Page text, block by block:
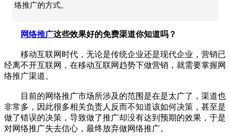
络推广的方式。
网络推广这些效果好的免费渠道你知道吗？
移动互联网时代，无论是传统企业还是现代企业，营销已
经离不开互联网，在移动互联网趋势下做营销，就需要掌握网
络推广渠道。
目前的网络推广市场所涉及的范围是在是太广了，渠道也
非常多，因此很多相关负责人反而不知道该如何决策，甚至是
做了错误的决策，导致做了推广却没有达到预期的效果，于是
对网络推广失去信心，最终放弃做网络推广。